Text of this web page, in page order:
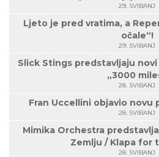
29. SVIBANJ
Ljeto je pred vratima, a
očale“!
29. SVIBANJ
Slick Stings predstavljaju
„3000
28. SVIBANJ
Fran Uccellini objavio novu
28. SVIBANJ
Mimika Orchestra
Zemlju / Klapa for
28. SVIBANJ